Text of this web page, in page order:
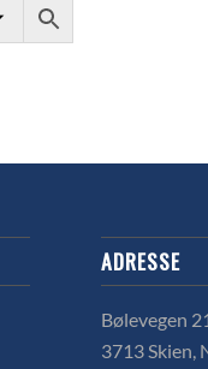
ADRESSE
Bølevegen
3713 Skien,